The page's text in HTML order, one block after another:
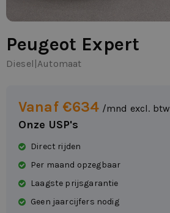
Peugeot Expert
Diesel |Automaat
Vanaf €634 /mnd excl. btw
Onze USP's
Direct rijden
Per maand opzegbaar
Laagste prijsgarantie
Geen jaarcijfers nodig